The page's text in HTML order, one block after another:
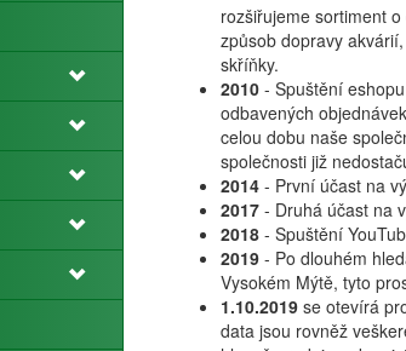
rozšiřujeme sortiment
způsob dopravy
skříňky.
2010 - Spuštění
odbavených
celou dobu naše
společnosti již
2014 - První účast na
2017 - Druhá účast na
2018 - Spuštění
2019 - Po dlouhém
Vysokém Mýtě, tyto
1.10.2019 se otevírá
data jsou rovněž